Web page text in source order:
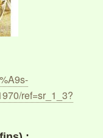
ref=sr_1_3?